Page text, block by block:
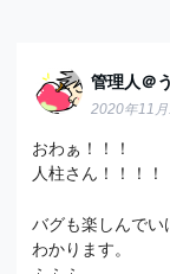
管理人＠
2020年11
おわぁ！！！
人柱さん！！！！
バグも楽しんでい
わかります。